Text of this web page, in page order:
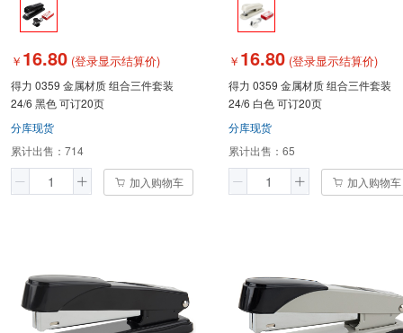
￥ 16.80 (登录显示结算价)
得力 0359 金属材质 组合三件套装
24/6 黑色 可订20页
分库现货
累计出售： 714
加入购物车
￥ 16.80 (登录显示结算价)
得力 0359 金属材质 组合三件套装
24/6 白色 可订20页
分库现货
累计出售： 65
加入购物车